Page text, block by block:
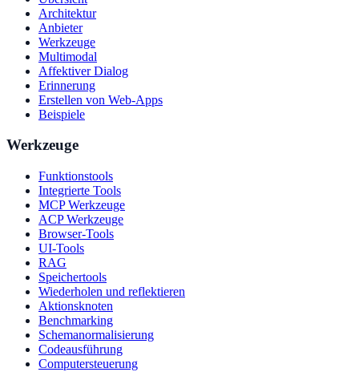
Architektur
Anbieter
Werkzeuge
Multimodal
Affektiver Dialog
Erinnerung
Erstellen von Web-Apps
Beispiele
Werkzeuge
Funktionstools
Integrierte Tools
MCP Werkzeuge
ACP Werkzeuge
Browser-Tools
UI-Tools
RAG
Speichertools
Wiederholen und reflektieren
Aktionsknoten
Benchmarking
Schemanormalisierung
Codeausführung
Computersteuerung